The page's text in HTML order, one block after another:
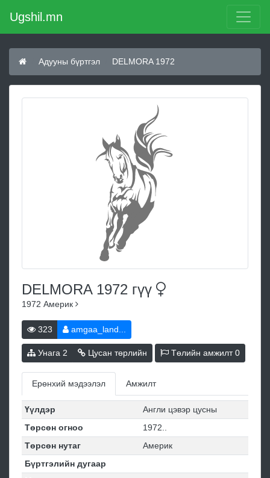
Ugshil.mn
Адууны бүртгэл DELMORA 1972
DELMORA 1972 гүү
1972 Америк
323 amgaa_land...
Унага 2 Цусан төрлийн Төлийн амжилт0
Ерөнхий мэдээлэл Амжилт
Үүлдэр
Англи цэвэр цусны
Төрсөн огноо
1972..
Төрсөн нутаг
Америк
Бүртгэлийн дугаар